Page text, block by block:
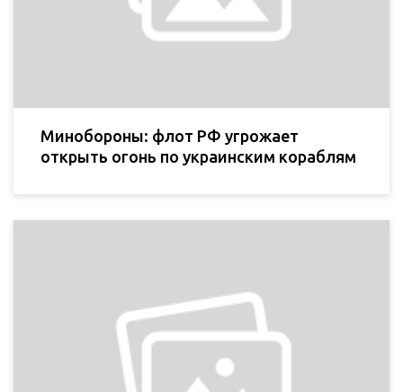
Минобороны: флот РФ угрожает
открыть огонь по украинским кораблям